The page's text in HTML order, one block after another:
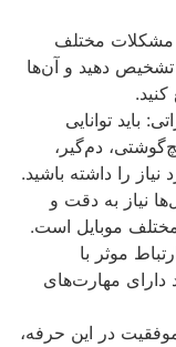
مشکلات مختلف
دهید و آن‌ها
باید توانایی
دم‌گیر،
را داشته باشید.
نیاز به دقت و
موبایل است.
موثر با
دارای مهارت‌های
در این حرفه،